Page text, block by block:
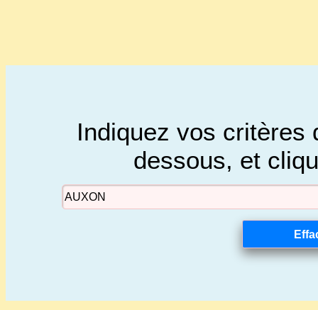
Indiquez vos critères
dessous, et